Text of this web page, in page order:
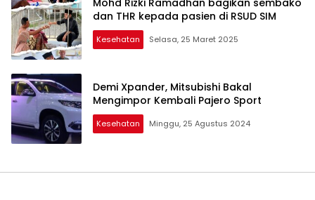
dan THR kepada pasien di RSUD SIM
Kesehatan Selasa, 25 Maret 2025
Demi Xpander, Mitsubishi Bakal
Mengimpor Kembali Pajero Sport
Kesehatan Minggu, 25 Agustus 2024